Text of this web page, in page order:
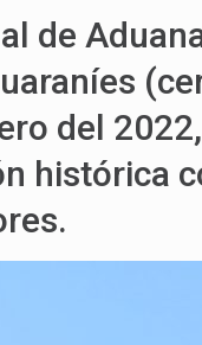
de
del
histórica